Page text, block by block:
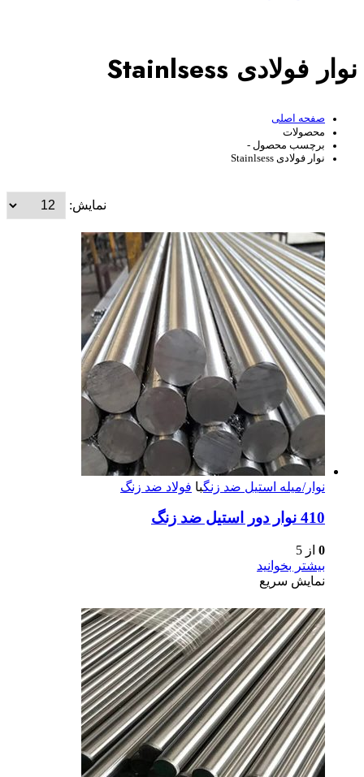
نوار فولادی Stainlsess
صفحه اصلی
محصولات
برچسب محصول -
نوار فولادی Stainlsess
نمایش:
نوار/میله استیل ضد زنگبا فولاد ضد زنگ
410 نوار دور استیل ضد زنگ
0 از 5
بیشتر بخوانید
نمایش سریع